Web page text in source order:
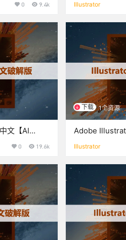
0 9.4k Illustrator
文【AI
0 19.6k
下载 1个资源
Adobe
Illustrator